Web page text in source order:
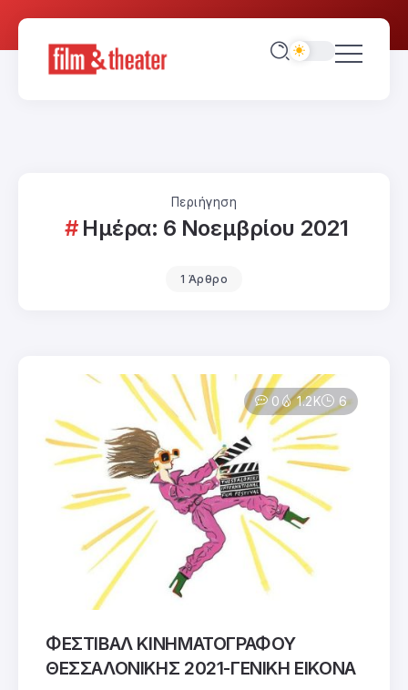
Περιήγηση
Ημέρα: 6 Νοεμβρίου 2021
1 Άρθρο
0 1.2K 6
ΦΕΣΤΙΒΑΛ ΚΙΝΗΜΑΤΟΓΡΑΦΟΥ
ΘΕΣΣΑΛΟΝΙΚΗΣ 2021-ΓΕΝΙΚΗ ΕΙΚΟΝΑ